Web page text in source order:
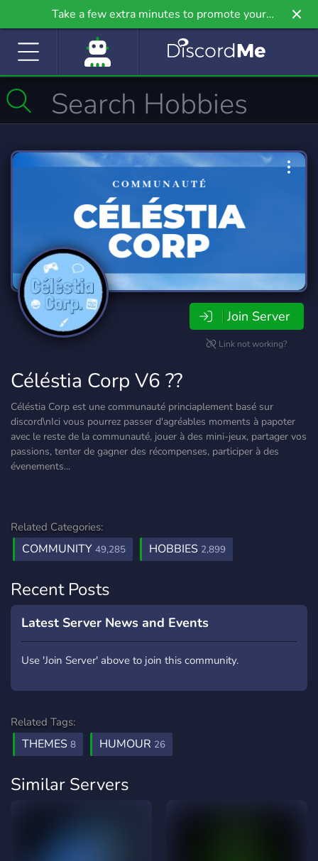
Take a few extra minutes to promote your
community even further on Griv.io, our newest
Join Server
Link not working?
Céléstia Corp V6 ??
Céléstia Corp est une communauté princiaplement basé sur
discord\nIci vous pourrez passer d'agréables moments à papoter
avec le reste de la communauté, jouer à des mini-jeux, partager vos
passions, tenter de gagner des récompenses, participer à des
évenements...
Related Categories:
COMMUNITY 49,285 HOBBIES 2,899
Recent Posts
Latest Server News and Events
Use 'Join Server' above to join this community.
Related Tags:
THEMES 8 HUMOUR 26
Similar Servers